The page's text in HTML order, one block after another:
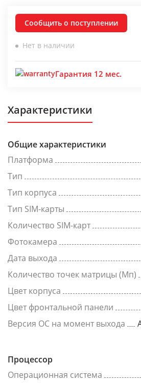
Сообщить о поступлении
Нет в наличии
Гарантия 12 мес.
Характеристики
Общие характеристики
Платформа
Тип
Тип корпуса
Тип SIM-карты
Количество SIM-карт
Фотокамера
Дата выхода
Количество точек матрицы (Мп)
Цвет корпуса
Цвет фронтальной панели
Версия ОС на момент выхода
Процессор
Операционная система